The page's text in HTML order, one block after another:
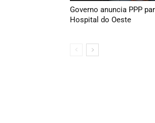
Governo anuncia PPP
Hospital do Oeste